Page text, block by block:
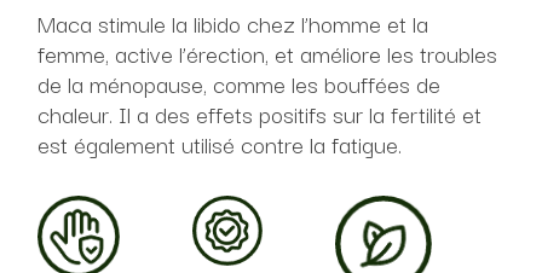
Maca stimule la libido chez l’homme et la
femme, active l’érection, et améliore les troubles
de la ménopause, comme les bouffées de
chaleur. Il a des effets positifs sur la fertilité et
est également utilisé contre la fatigue.